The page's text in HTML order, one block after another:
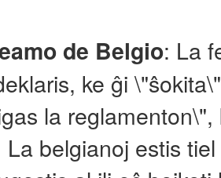
de Belgio: La
ke ĝi
la
La belgianoj estis